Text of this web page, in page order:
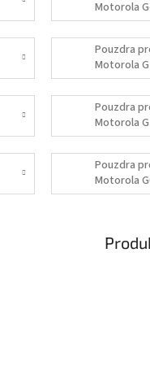
Motorola
Pouzdra
Motorola
Power
Pouzdra
Motorola
Pouzdra
Motorola